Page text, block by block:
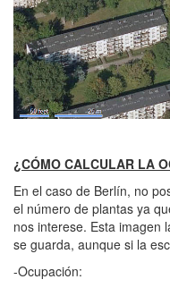
¿CÓMO CALCULAR LA
En el caso de Berlín, no
el número de plantas ya
nos interese. Esta imagen
se guarda, aunque si la
-Ocupación: